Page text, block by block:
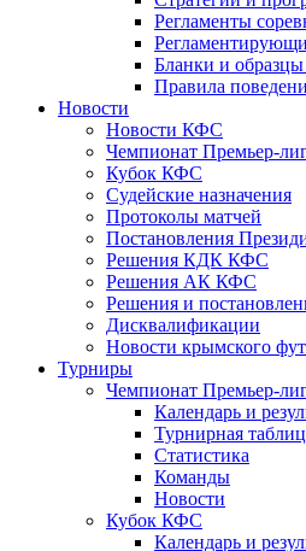
Регламенты
Бланки и
Правила
Новости
Новости КФС
Чемпионат Премьер-
Кубок КФС
Судейские назначения
Протоколы матчей
Постановления
Решения КДК КФС
Решения АК КФС
Решения и
Дисквалификации
Новости крымского
Турниры
Чемпионат Премьер-
Календарь и
Турнирная
Статистика
Команды
Новости
Кубок КФС
Календарь и